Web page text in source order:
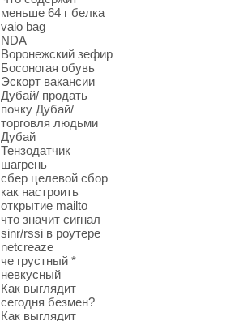
меньше 64 г белка
vaio bag
NDA
Воронежский зефир
Босоногая обувь
Эскорт вакансии
Дубай/ продать
почку Дубай/
торговля людьми
Дубай
Тензодатчик
шагрень
сбер целевой сбор
как настроить
открытие mailto
что значит сигнал
sinr/rssi в роутере
netcreaze
че грустный *
невкусный
Как выглядит
сегодня безмен?
Как выглядит